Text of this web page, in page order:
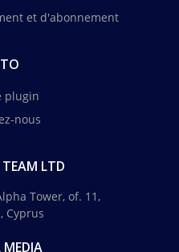
et d'abonnement
plugin
nous
LTD
Tower, of. 11,
Cyprus
MEDIA